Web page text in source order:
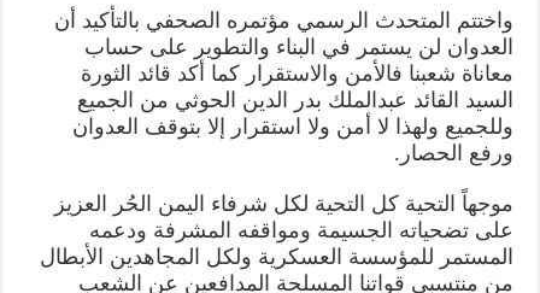
واختتم المتحدث الرسمي مؤتمره الصحفي بالتأكيد أن
العدوان لن يستمر في البناء والتطوير على حساب
معاناة شعبنا فالأمن والاستقرار كما أكد قائد الثورة
السيد القائد عبدالملك بدر الدين الحوثي من الجميع
وللجميع ولهذا لا أمن ولا استقرار إلا بتوقف العدوان
ورفع الحصار.
موجهاً التحية كل التحية لكل شرفاء اليمن الحُر العزيز
على تضحياته الجسيمة ومواقفه المشرفة ودعمه
المستمر للمؤسسة العسكرية ولكل المجاهدين الأبطال
من منتسبي قواتنا المسلحة المدافعين عن الشعب